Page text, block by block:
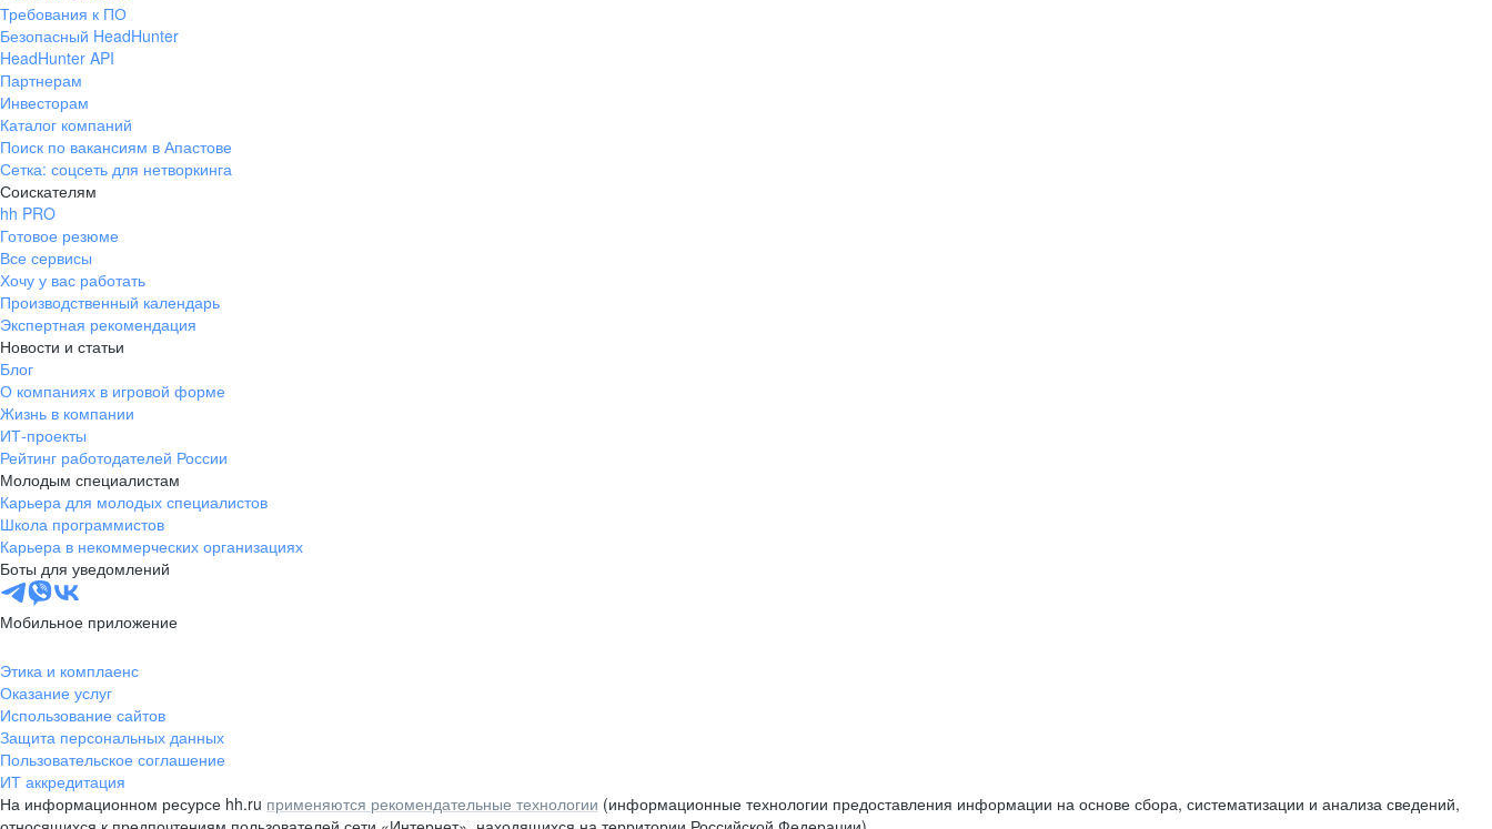
Требования к ПО
Безопасный HeadHunter
HeadHunter API
Партнерам
Инвесторам
Каталог компаний
Поиск по вакансиям в Апастове
Сетка: соцсеть для нетворкинга
Соискателям
hh PRO
Готовое резюме
Все сервисы
Хочу у вас работать
Производственный календарь
Экспертная рекомендация
Новости и статьи
Блог
О компаниях в игровой форме
Жизнь в компании
ИТ-проекты
Рейтинг работодателей России
Молодым специалистам
Карьера для молодых специалистов
Школа программистов
Карьера в некоммерческих организациях
Боты для уведомлений
Мобильное приложение
Этика и комплаенс
Оказание услуг
Использование сайтов
Защита персональных данных
Пользовательское соглашение
ИТ аккредитация
На информационном ресурсе hh.ru применяются рекомендательные технологии (информационные технологии предоставления информации на основе сбора, систематизации и анализа сведений,